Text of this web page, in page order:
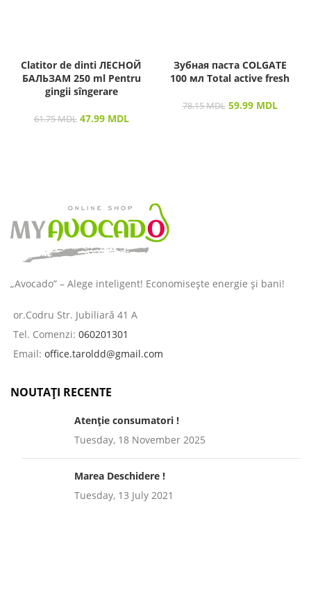
Clatitor de dinti ЛЕСНОЙ
БАЛЬЗАМ 250 ml Pentru
gingii sîngerare
61.75MDL 47.99 MDL
Зубная паста COLGATE
100 мл Total active fresh
78.15MDL 59.99 MDL
„Avocado” – Alege inteligent! Economisește energie și bani!
or.Codru Str. Jubiliară 41 A
Tel. Comenzi: 060201301
Email: office.taroldd@gmail.com
NOUTAȚI RECENTE
Atenție consumatori !
Tuesday, 18 November 2025
Marea Deschidere !
Tuesday, 13 July 2021